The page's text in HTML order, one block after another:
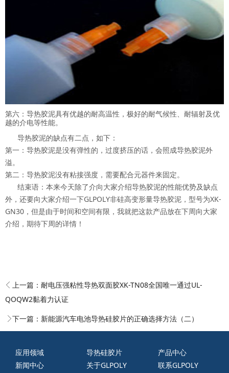
第六：导热胶泥具有优越的耐高温性，极好的耐气候性、耐辐射及优
越的介电等性能。
导热胶泥的缺点有二点，如下：
第一：导热胶泥是没有弹性的，过度挤压的话，会照成导热胶泥外
溢。
第二：导热胶泥没有粘接强度，需要配合元器件来固定。
结束语：本来今天除了介向大家介绍导热胶泥的性能优势及缺点
外，还要向大家介绍一下GLPOLY非硅高变形量导热胶泥，型号为XK-
GN30，但是由于时间和空间有限，我就把这款产品放在下周向大家
介绍，期待下周的详情！
上一篇： 耐电压强粘性导热双面胶XK-TN08全国唯一通过UL-
QOQW2黏着力认证
下一篇： 新能源汽车电池导热硅胶片的正确选择方法（二）
应用领域 导热硅胶片
产品中心
新闻中心
关于GLPOLY 联系GLPOLY